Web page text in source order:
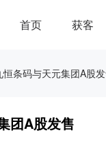
首页 获客
恒条码与天元集团A股
团A股发售